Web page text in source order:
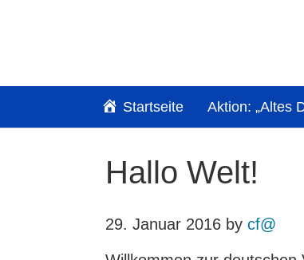
Startseite Aktion: „Altes
Hallo Welt!
29. Januar 2016 by cf@